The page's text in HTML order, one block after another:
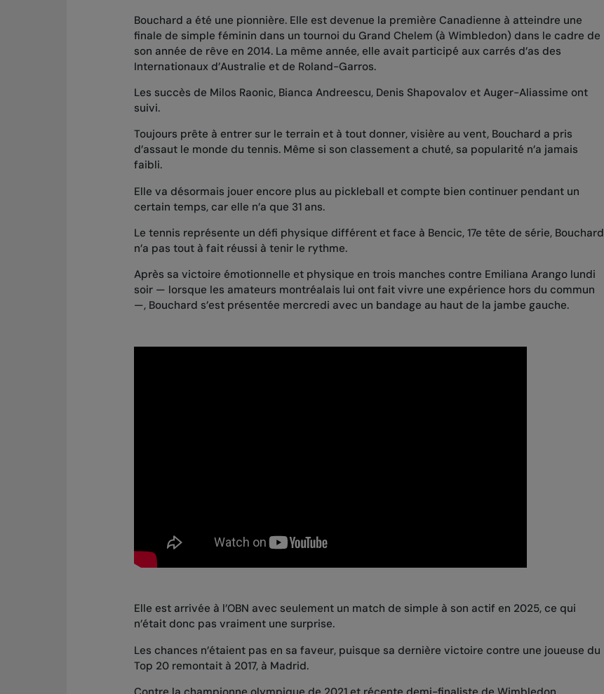
Bouchard a été une pionnière. Elle est devenue la première Canadienne à atteindre une
finale de simple féminin dans un tournoi du Grand Chelem (à Wimbledon) dans le cadre de
son année de rêve en 2014. La même année, elle avait participé aux carrés d’as des
Internationaux d’Australie et de Roland-Garros.
Les succès de Milos Raonic, Bianca Andreescu, Denis Shapovalov et Auger-Aliassime ont
suivi.
Toujours prête à entrer sur le terrain et à tout donner, visière au vent, Bouchard a pris
d’assaut le monde du tennis. Même si son classement a chuté, sa popularité n’a jamais
faibli.
Elle va désormais jouer encore plus au pickleball et compte bien continuer pendant un
certain temps, car elle n’a que 31 ans.
Le tennis représente un défi physique différent et face à Bencic, 17e tête de série, Bouchard
n’a pas tout à fait réussi à tenir le rythme.
Après sa victoire émotionnelle et physique en trois manches contre Emiliana Arango lundi
soir — lorsque les amateurs montréalais lui ont fait vivre une expérience hors du commun
—, Bouchard s’est présentée mercredi avec un bandage au haut de la jambe gauche.
Elle est arrivée à l’OBN avec seulement un match de simple à son actif en 2025, ce qui
n’était donc pas vraiment une surprise.
Les chances n’étaient pas en sa faveur, puisque sa dernière victoire contre une joueuse du
Top 20 remontait à 2017, à Madrid.